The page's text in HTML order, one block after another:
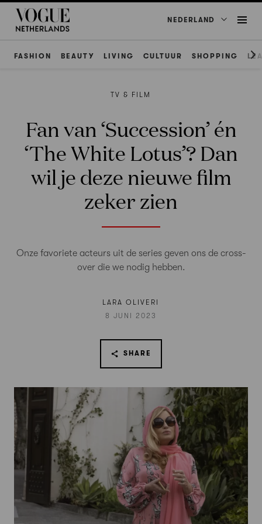
NEDERLAND
FASHION BEAUTY LIVING CULTUUR SHOPPING
TV & FILM
Fan van ‘Succession’ én
‘The White Lotus’? Dan
wil je deze nieuwe film
zeker zien
Onze favoriete acteurs uit de series geven ons de cross-
over die we nodig hebben.
LARA OLIVERI
8 JUNI 2023
SHARE